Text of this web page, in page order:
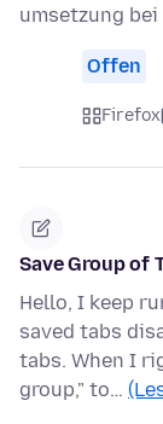
umsetzung
Offen
Firefox
Save Group of
Hello, I keep
saved tabs
tabs. When I
group," to…